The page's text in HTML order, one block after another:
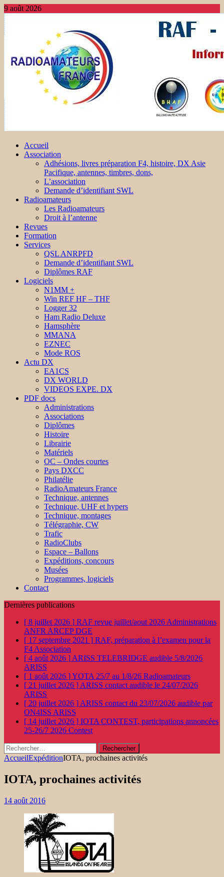
9 août 2026
Accueil
Association
Adhésions, livres préparation F4, histoire, DX Asie
Pacifique, antennes, timbres, dons,
L’association
Demande d’identifiant SWL
Radioamateurs
Les Radioamateurs
Droit à l’antenne
Revues
Formation
Services
QSL ANRPFD
Demande d’identifiant SWL
Diplômes RAF
Logiciels
N1MM +
Win REF HF – THF
Logger 32
Ham Radio Deluxe
Hamsphère
MMANA
EZNEC
Mode ROS
Actu DX
EA1CS
DX WORLD
VIDEOS EXPE. DX
PDF docs
Administrations
Associations
Diplômes
Histoire
Librairie
Matériels
OC – Ondes courtes
Pays DXCC
Philatélie
RadioAmateurs France
Technique, antennes
Technique, UHF et hypers
Technique, montages
Télégraphie, CW
Trafic
RadioClubs
Espace – Ballons
Expéditions, concours
Musées
Programmes, logiciels
Contact
Dernières publications
[ 8 juillet 2026 ] RAF revue juillet/aout 2026 Administrations
ANFR ARCEP DGE
[ 17 septembre 2021 ] RAF, préparation à l’examen pour la
F4 Association
[ 4 août 2026 ] ARISS TELEBRIDGE audible 5/8/2026
ARISS
[ 1 août 2026 ]YOTA 25/7 au 1/8/26 Radioamateurs
[ 21 juillet 2026 ] ARISS contact audible le 24/07/2026
ARISS
[ 20 juillet 2026 ] ARISS contact du 23/07/2026 audible par
ON4ISS ARISS
[ 14 juillet 2026 ] IOTA CONTEST, participations annoncées
25-26/7 2026 Contest
Rechercher :
AccueilExpéditionIOTA, prochaines activités
IOTA, prochaines activités
14 août 2016